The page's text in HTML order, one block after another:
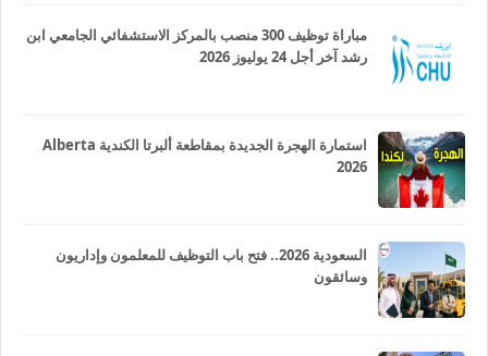
مباراة توظيف 300 منصب بالمركز الاستشفائي الجامعي ابن
رشد آخر أجل 24 يوليوز 2026
استمارة الهجرة الجديدة بمقاطعة ألبرتا الكندية Alberta
2026
السعودية 2026.. فتح باب التوظيف للمعلمون وإداريون
وسائقون